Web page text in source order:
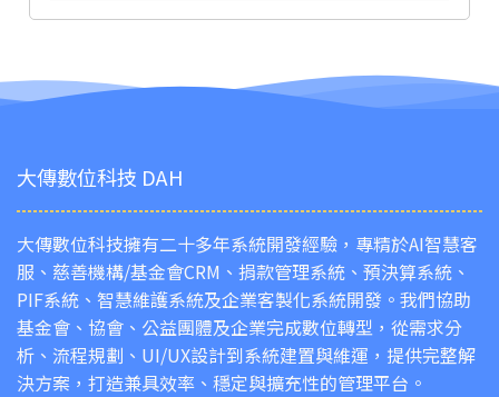
大傳數位科技 DAH
大傳數位科技擁有二十多年系統開發經驗，專精於AI智慧客
服、慈善機構/基金會CRM、捐款管理系統、預決算系統、
PIF系統、智慧維護系統及企業客製化系統開發。我們協助
基金會、協會、公益團體及企業完成數位轉型，從需求分
析、流程規劃、UI/UX設計到系統建置與維運，提供完整解
決方案，打造兼具效率、穩定與擴充性的管理平台。